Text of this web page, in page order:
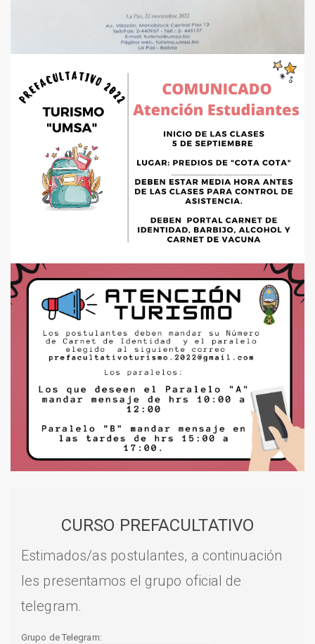
CURSO PREFACULTATIVO
Estimados/as postulantes, a continuación
les presentamos el grupo oficial de
telegram.
Grupo de Telegram: